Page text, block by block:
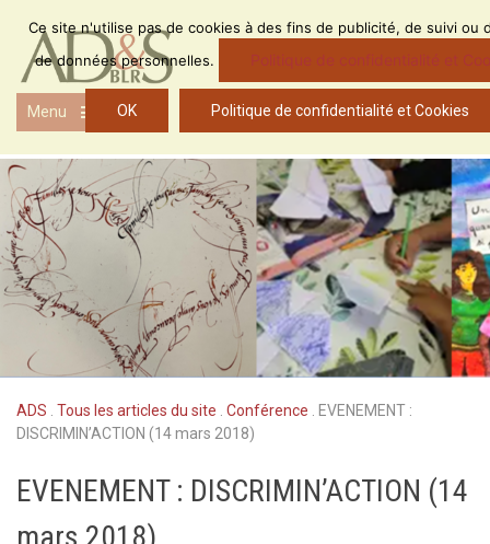
content
Menu
main
menu
ADS Tous les articles du site Conférence
EVENEMENT :
DISCRIMIN’ACTION (14 mars 2018)
EVENEMENT : DISCRIMIN’ACTION (14
mars 2018)
Ce site n'utilise pas de cookies à des fins de publicité, de suivi ou
de données personnelles.
Politique de confidentialité et
OK Politique de confidentialité et Cookies